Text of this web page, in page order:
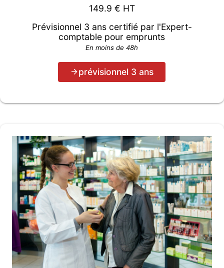
149.9 € HT
Prévisionnel 3 ans certifié par l'Expert-
comptable pour emprunts
En moins de 48h
prévisionnel 3 ans